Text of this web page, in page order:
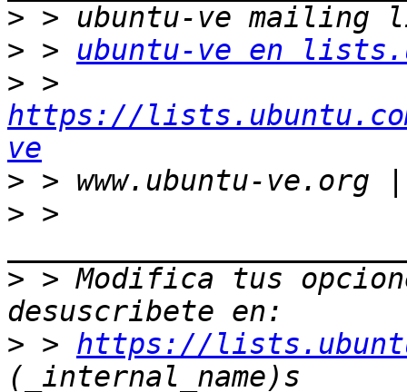
>
> > ubuntu-ve en
>
https://
ve
>
> >
> > Modifica tus
> > https://